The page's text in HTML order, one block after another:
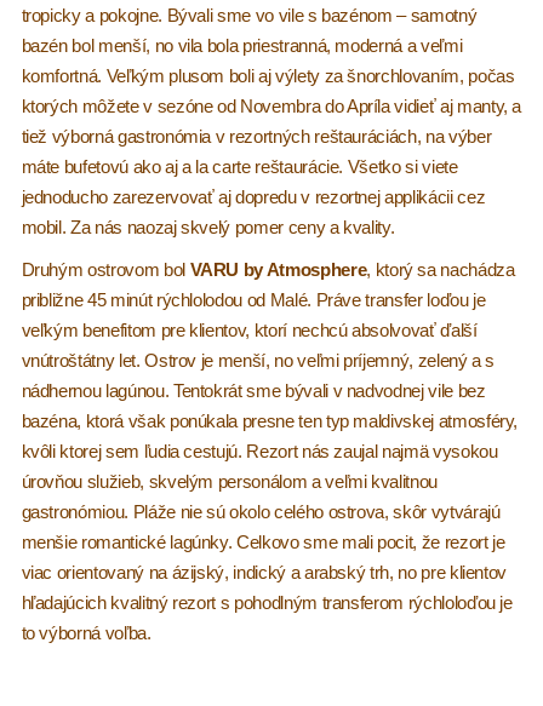
tropicky a pokojne. Bývali sme vo vile s bazénom – samotný
bazén bol menší, no vila bola priestranná, moderná a veľmi
komfortná. Veľkým plusom boli aj výlety za šnorchlovaním, počas
ktorých môžete v sezóne od Novembra do Apríla vidieť aj manty, a
tiež výborná gastronómia v rezortných reštauráciách, na výber
máte bufetovú ako aj a la carte reštaurácie. Všetko si viete
jednoducho zarezervovať aj dopredu v rezortnej applikácii cez
mobil. Za nás naozaj skvelý pomer ceny a kvality.
Druhým ostrovom bol VARU by Atmosphere, ktorý sa nachádza
približne 45 minút rýchlolodou od Malé. Práve transfer loďou je
veľkým benefitom pre klientov, ktorí nechcú absolvovať ďalší
vnútroštátny let. Ostrov je menší, no veľmi príjemný, zelený a s
nádhernou lagúnou. Tentokrát sme bývali v nadvodnej vile bez
bazéna, ktorá však ponúkala presne ten typ maldivskej atmosféry,
kvôli ktorej sem ľudia cestujú. Rezort nás zaujal najmä vysokou
úrovňou služieb, skvelým personálom a veľmi kvalitnou
gastronómiou. Pláže nie sú okolo celého ostrova, skôr vytvárajú
menšie romantické lagúnky. Celkovo sme mali pocit, že rezort je
viac orientovaný na ázijský, indický a arabský trh, no pre klientov
hľadajúcich kvalitný rezort s pohodlným transferom rýchloloďou je
to výborná voľba.